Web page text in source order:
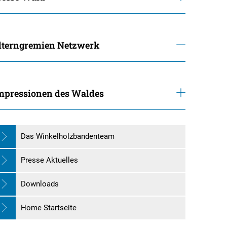
Netzwerk
des Waldes
Das Winkelholzbandenteam
Presse Aktuelles
Downloads
Home Startseite